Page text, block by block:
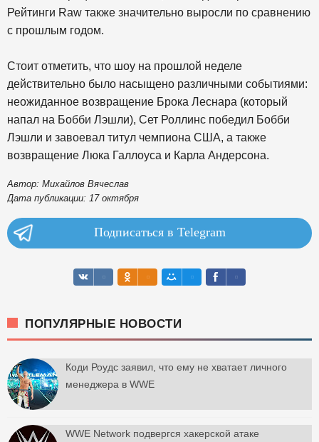
Рейтинги Raw также значительно выросли по сравнению
с прошлым годом.
Стоит отметить, что шоу на прошлой неделе
действительно было насыщено различными событиями:
неожиданное возвращение Брока Леснара (который
напал на Бобби Лэшли), Сет Роллинс победил Бобби
Лэшли и завоевал титул чемпиона США, а также
возвращение Люка Галлоуса и Карла Андерсона.
Автор: Михайлов Вячеслав
Дата публикации: 17 октября
Подписаться в Telegram
ПОПУЛЯРНЫЕ НОВОСТИ
Коди Роудс заявил, что ему не хватает личного
менеджера в WWE
WWE Network подвергся хакерской атаке